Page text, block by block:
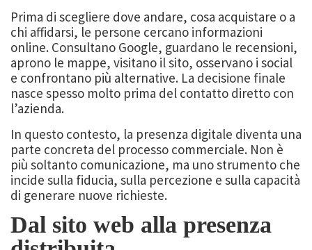
Prima di scegliere dove andare, cosa acquistare o a
chi affidarsi, le persone cercano informazioni
online. Consultano Google, guardano le recensioni,
aprono le mappe, visitano il sito, osservano i social
e confrontano più alternative. La decisione finale
nasce spesso molto prima del contatto diretto con
l’azienda.
In questo contesto, la presenza digitale diventa una
parte concreta del processo commerciale. Non è
più soltanto comunicazione, ma uno strumento che
incide sulla fiducia, sulla percezione e sulla capacità
di generare nuove richieste.
Dal sito web alla presenza